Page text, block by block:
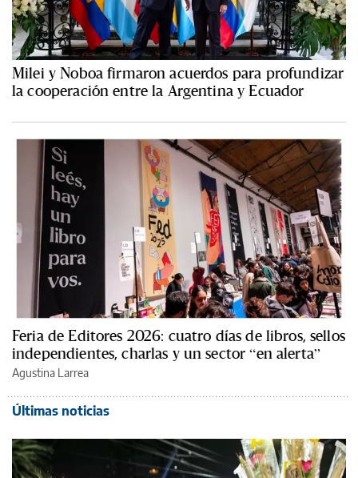
Milei y Noboa firmaron acuerdos para profundizar
la cooperación entre la Argentina y Ecuador
Feria de Editores 2026: cuatro días de libros, sellos
independientes, charlas y un sector “en alerta”
Agustina Larrea
Últimas noticias